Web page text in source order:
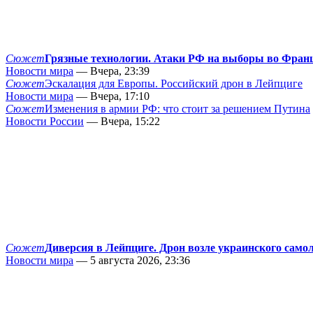
СюжетГрязные технологии. Атаки РФ на выборы во
Новости мира — Вчера, 23:39
СюжетЭскалация для Европы. Российский дрон в Лейпциге
Новости мира — Вчера, 17:10
СюжетИзменения в армии РФ: что стоит за решением Путина
Новости России — Вчера, 15:22
СюжетДиверсия в Лейпциге. Дрон возле украинского
Новости мира — 5 августа 2026, 23:36